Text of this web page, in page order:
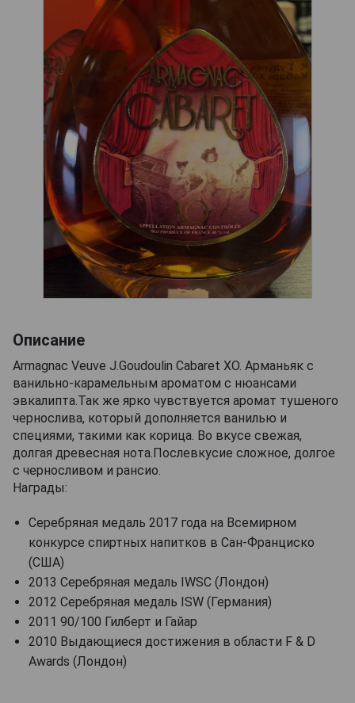
Описание
Armagnac Veuve J.Goudoulin Cabaret XO. Арманьяк с
ванильно-карамельным ароматом с нюансами
эвкалипта.Так же ярко чувствуется аромат тушеного
чернослива, который дополняется ванилью и
специями, такими как корица. Во вкусе свежая,
долгая древесная нота.Послевкусие сложное, долгое
с черносливом и рансио.
Награды:
Серебряная медаль 2017 года на Всемирном
конкурсе спиртных напитков в Сан-Франциско
(США)
2013 Серебряная медаль IWSC (Лондон)
2012 Серебряная медаль ISW (Германия)
2011 90/100 Гилберт и Гайар
2010 Выдающиеся достижения в области F & D
Awards (Лондон)